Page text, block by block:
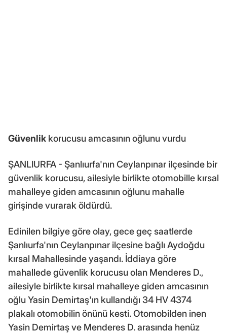
Güvenlik korucusu amcasının oğlunu vurdu
ŞANLIURFA - Şanlıurfa'nın Ceylanpınar ilçesinde bir
güvenlik korucusu, ailesiyle birlikte otomobille kırsal
mahalleye giden amcasının oğlunu mahalle
girişinde vurarak öldürdü.
Edinilen bilgiye göre olay, gece geç saatlerde
Şanlıurfa'nın Ceylanpınar ilçesine bağlı Aydoğdu
kırsal Mahallesinde yaşandı. İddiaya göre
mahallede güvenlik korucusu olan Menderes D.,
ailesiyle birlikte kırsal mahalleye giden amcasının
oğlu Yasin Demirtaş'ın kullandığı 34 HV 4374
plakalı otomobilin önünü kesti. Otomobilden inen
Yasin Demirtaş ve Menderes D. arasında henüz